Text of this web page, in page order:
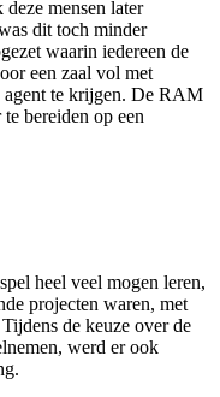
mensen later
dit toch minder
waarin iedereen de
een zaal vol met
agent te krijgen. De RAM
bereiden op een
heel veel mogen leren,
projecten waren, met
de keuze over de
werd er ook